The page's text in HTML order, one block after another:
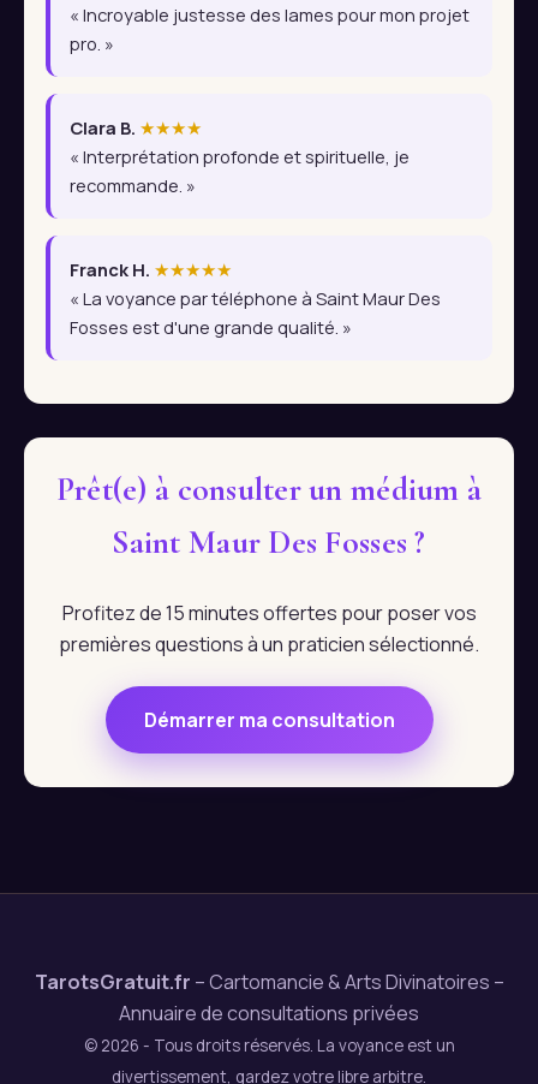
« Incroyable justesse des lames pour mon projet
pro. »
Clara B. ★★★★
« Interprétation profonde et spirituelle, je
recommande. »
Franck H. ★★★★★
« La voyance par téléphone à Saint Maur Des
Fosses est d'une grande qualité. »
Prêt(e) à consulter un médium à
Saint Maur Des Fosses ?
Profitez de 15 minutes offertes pour poser vos
premières questions à un praticien sélectionné.
Démarrer ma consultation
TarotsGratuit.fr – Cartomancie & Arts Divinatoires –
Annuaire de consultations privées
© 2026 - Tous droits réservés. La voyance est un
divertissement, gardez votre libre arbitre.